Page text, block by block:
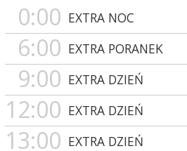
0:00 EXTRA NOC
6:00 EXTRA PORANEK
9:00 EXTRA DZIEŃ
12:00 EXTRA DZIEŃ
13:00 EXTRA DZIEŃ